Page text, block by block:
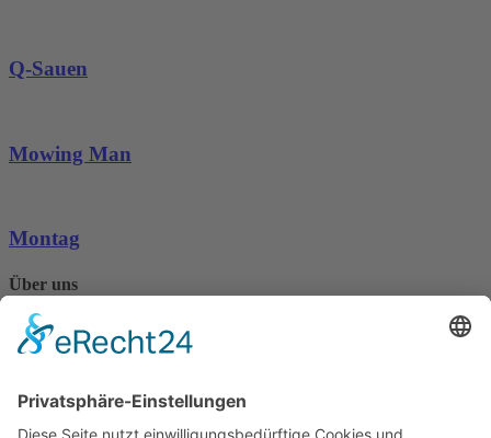
Q-Sauen
Mowing Man
Montag
Über uns
Seit 1986 kümmert sich das Tierschutzheim Konstanz und
Umgebung e.V. um hilfsbedürftige Tiere in der Region.
Kontaktiere uns